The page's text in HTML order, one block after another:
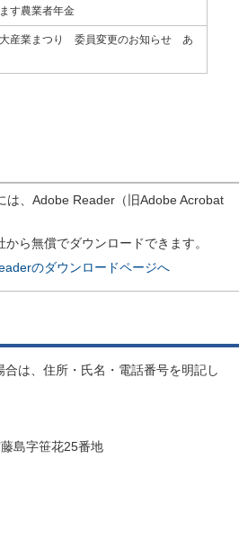
す農業者年金
業まつり 委員変更のお知らせ あ
は、Adobe Reader（旧Adobe Acrobat
ら無償でダウンロードできます。
のダウンロードページへ
合は、住所・氏名・電話番号を明記し
島字笹花25番地